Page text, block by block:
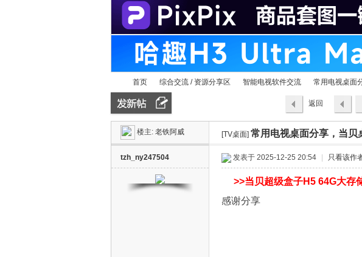
»
首页
›
综合交流 / 资源分享区
›
智能电视软件交流
›
常用电视桌面
返回
列表
楼主: 老铁阿威 [TV桌面] 常用电视桌面分享，当
tzh_ny247504 发表于 2025-12-25 20:54 只看该作
>>当贝超级盒子H5 64G大存
感谢分享